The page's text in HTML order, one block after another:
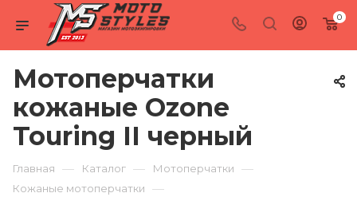
0
Мотоперчатки
кожаные Ozone
Touring II черный
Главная — Каталог — Мотоперчатки —
Кожаные мотоперчатки —